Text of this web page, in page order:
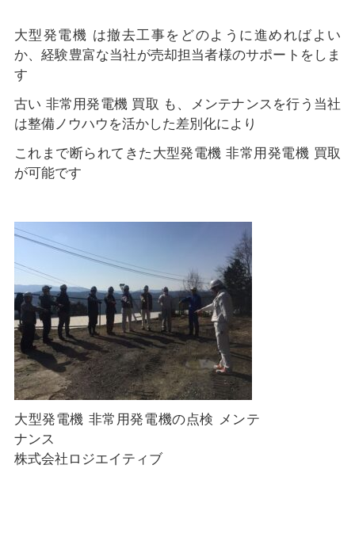
大型発電機 は撤去工事をどのように進めればよい
か、経験豊富な当社が売却担当者様のサポートをしま
す
古い 非常用発電機 買取 も、メンテナンスを行う当社
は整備ノウハウを活かした差別化により
これまで断られてきた大型発電機 非常用発電機 買取
が可能です
大型発電機 非常用発電機の点検 メンテ
ナンス
株式会社ロジエイティブ